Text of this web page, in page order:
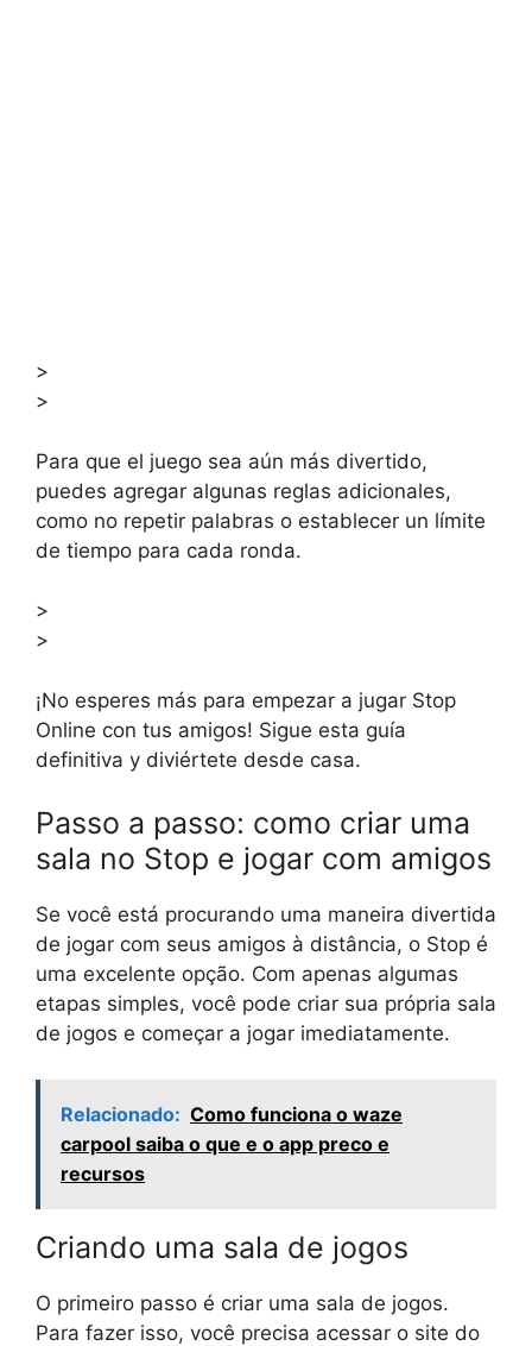
>
>
Para que el juego sea aún más divertido,
puedes agregar algunas reglas adicionales,
como no repetir palabras o establecer un límite
de tiempo para cada ronda.
>
>
¡No esperes más para empezar a jugar Stop
Online con tus amigos! Sigue esta guía
definitiva y diviértete desde casa.
Passo a passo: como criar uma
sala no Stop e jogar com amigos
Se você está procurando uma maneira divertida
de jogar com seus amigos à distância, o Stop é
uma excelente opção. Com apenas algumas
etapas simples, você pode criar sua própria sala
de jogos e começar a jogar imediatamente.
Relacionado: Como funciona o waze
carpool saiba o que e o app preco e
recursos
Criando uma sala de jogos
O primeiro passo é criar uma sala de jogos.
Para fazer isso, você precisa acessar o site do